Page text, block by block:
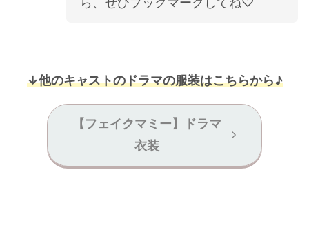
↓他のキャストのドラマの服装はこちらから♪
【フェイクマミー】ドラマ
衣装